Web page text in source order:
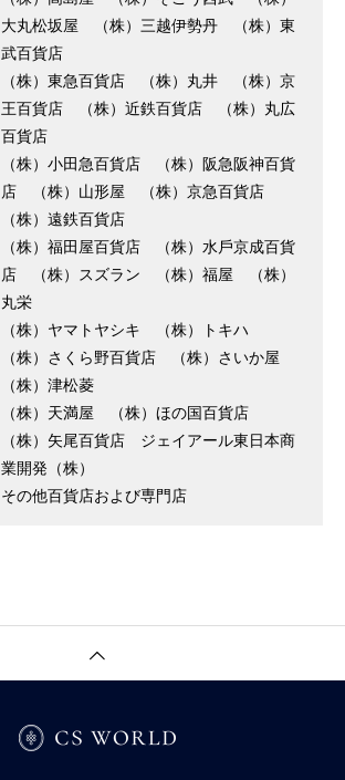
⼤丸松坂屋 （株）三越伊勢丹 （株）東
武百貨店
（株）東急百貨店 （株）丸井 （株）京
王百貨店 （株）近鉄百貨店 （株）丸広
百貨店
（株）⼩⽥急百貨店 （株）阪急阪神百貨
店 （株）⼭形屋 （株）京急百貨店
（株）遠鉄百貨店
（株）福⽥屋百貨店 （株）⽔⼾京成百貨
店 （株）スズラン （株）福屋 （株）
丸栄
（株）ヤマトヤシキ （株）トキハ
（株）さくら野百貨店 （株）さいか屋
（株）津松菱
（株）天満屋 （株）ほの国百貨店
（株）⽮尾百貨店 ジェイアール東⽇本商
業開発（株）
その他百貨店および専⾨店